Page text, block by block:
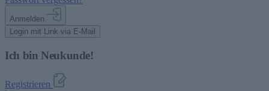
Anmelden
Login mit Link via E-Mail
Ich bin Neukunde!
Registrieren